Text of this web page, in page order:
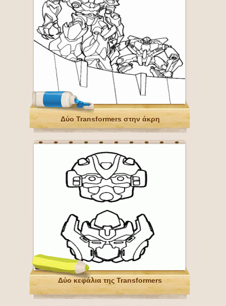
Δύο Transformers στην άκρη
Δύο κεφάλια της Transformers